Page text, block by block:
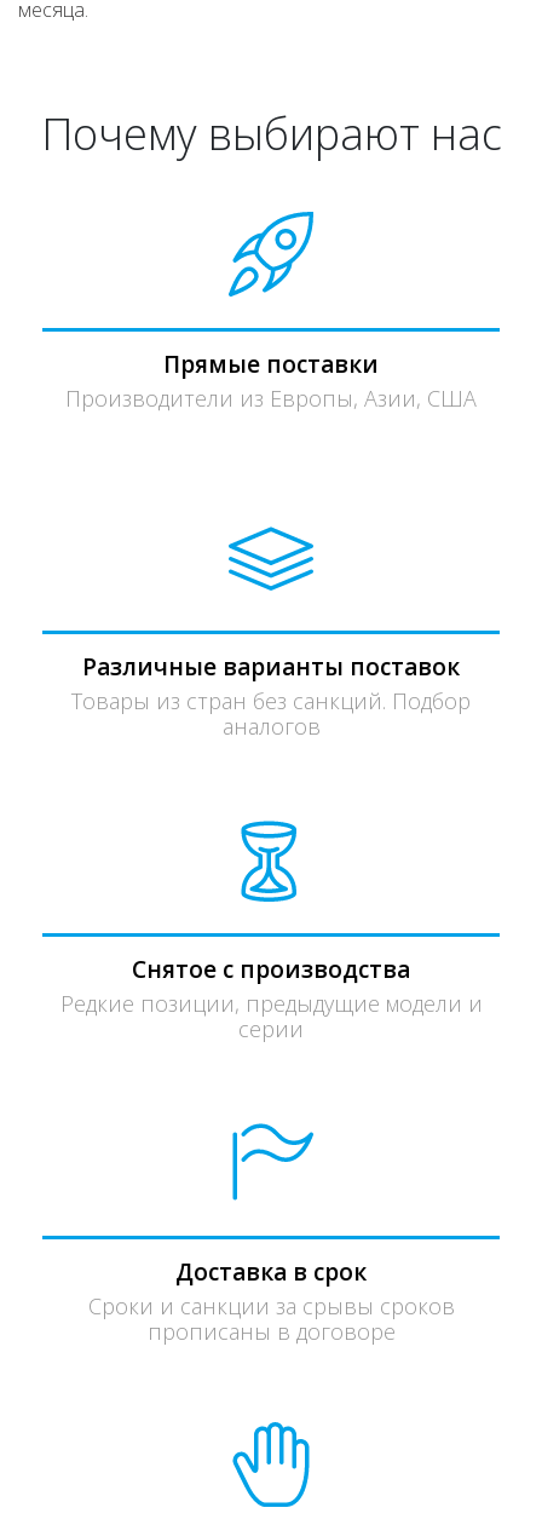
месяца.
Почему выбирают нас
Прямые поставки
Производители из Европы, Азии, США
Различные варианты поставок
Товары из стран без санкций. Подбор
аналогов
Снятое с производства
Редкие позиции, предыдущие модели и
серии
Доставка в срок
Сроки и санкции за срывы сроков
прописаны в договоре